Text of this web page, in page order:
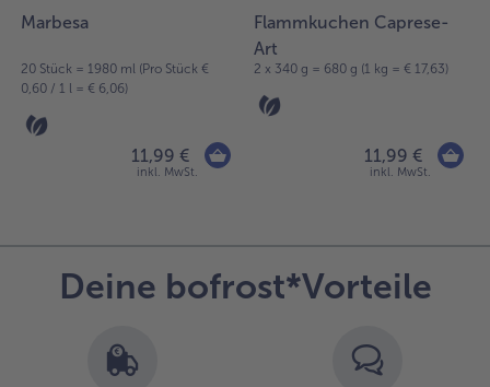
Marbesa
20 Stück = 1980 ml (Pro Stück €
0,60 / 1 l = € 6,06)
11,99 €
inkl. MwSt.
Flammkuchen Caprese-
Art
2 x 340 g = 680 g (1 kg = € 17,63)
11,99 €
inkl. MwSt.
Deine bofrost*Vorteile